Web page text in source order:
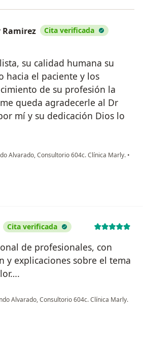
Cita verificada
su calidad humana su
hacia el paciente y los
de su profesión la
queda agradecerle al Dr
mí y su dedicación Dios lo
Alvarado, Consultorio 604c. Clínica Marly. •
del Pilar Ramirez
Cita verificada
de profesionales, con
y explicaciones sobre el tema
Alvarado, Consultorio 604c. Clínica Marly.
pulido